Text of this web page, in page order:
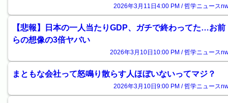
2026年3月11日4:00 PM / 哲学ニュース
【悲報】日本の一人当たりGDP、ガチで終わってた…お前
らの想像の3倍ヤバい
2026年3月10日10:00 PM / 哲学ニュース
まともな会社って怒鳴り散らす人ほぼいないってマジ？
2026年3月10日9:00 PM / 哲学ニュース